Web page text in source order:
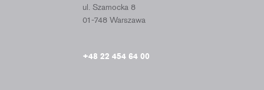
ul. Szamocka 8
01-748 Warszawa
+48 22 454 64 00